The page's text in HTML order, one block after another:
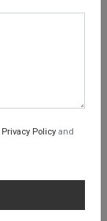
Privacy Policyand